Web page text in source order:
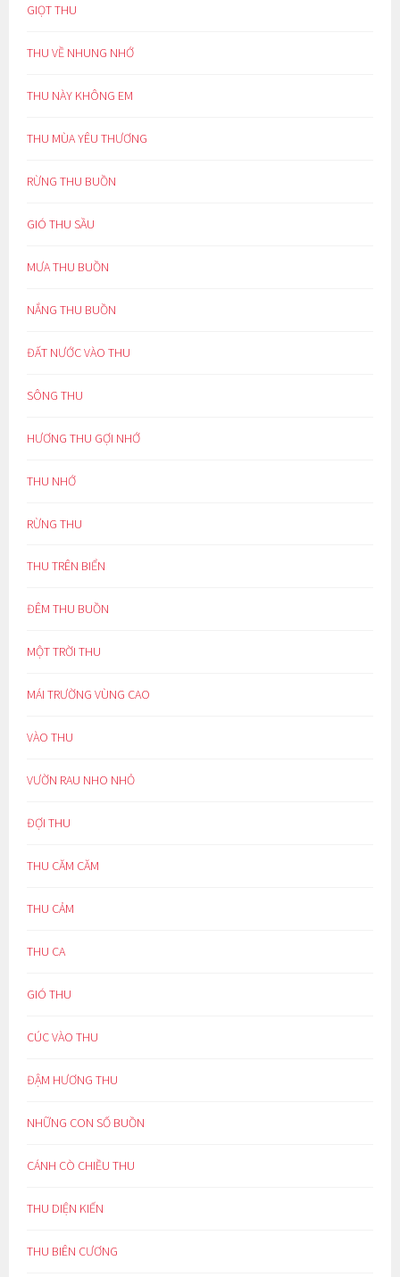
GIỌT THU
THU VỀ NHUNG NHỚ
THU NÀY KHÔNG EM
THU MÙA YÊU THƯƠNG
RỪNG THU BUỒN
GIÓ THU SẦU
MƯA THU BUỒN
NẮNG THU BUỒN
ĐẤT NƯỚC VÀO THU
SÔNG THU
HƯƠNG THU GỢI NHỚ
THU NHỚ
RỪNG THU
THU TRÊN BIỂN
ĐÊM THU BUỒN
MỘT TRỜI THU
MÁI TRƯỜNG VÙNG CAO
VÀO THU
VƯỜN RAU NHO NHỎ
ĐỢI THU
THU CĂM CĂM
THU CẢM
THU CA
GIÓ THU
CÚC VÀO THU
ĐẬM HƯƠNG THU
NHỮNG CON SỐ BUỒN
CÁNH CÒ CHIỀU THU
THU DIỆN KIẾN
THU BIÊN CƯƠNG